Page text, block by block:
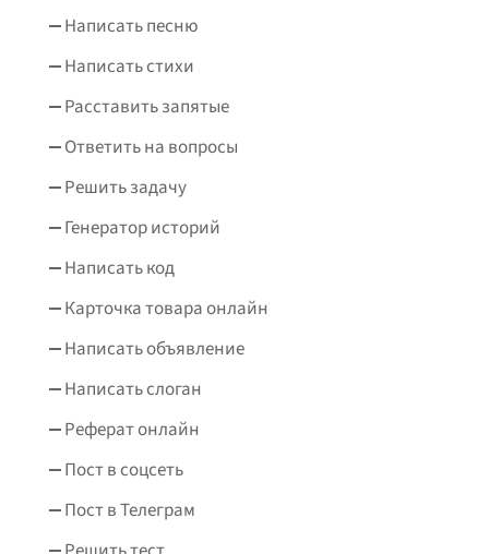
Написать песню
Написать стихи
Расставить запятые
Ответить на вопросы
Решить задачу
Генератор историй
Написать код
Карточка товара онлайн
Написать объявление
Написать слоган
Реферат онлайн
Пост в соцсеть
Пост в Телеграм